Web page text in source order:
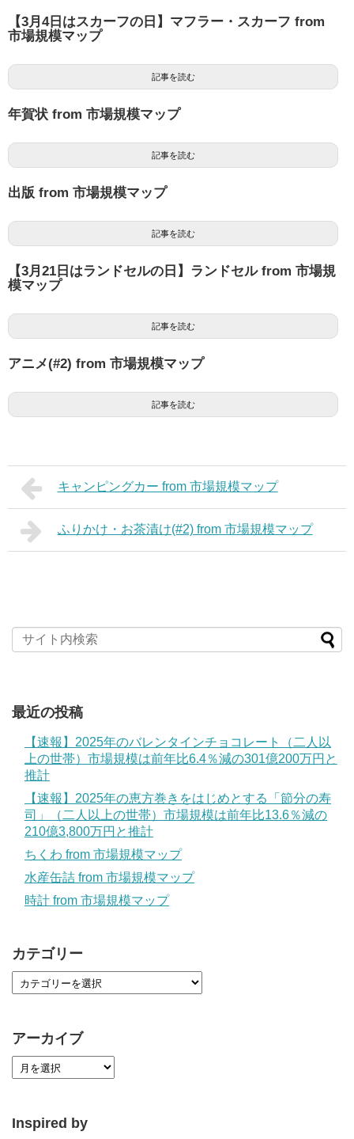
【3月4日はスカーフの日】マフラー・スカーフ from
市場規模マップ
記事を読む
年賀状 from 市場規模マップ
記事を読む
出版 from 市場規模マップ
記事を読む
【3月21日はランドセルの日】ランドセル from 市場規
模マップ
記事を読む
アニメ(#2) from 市場規模マップ
記事を読む
キャンピングカー from 市場規模マップ
ふりかけ・お茶漬け(#2) from 市場規模マップ
最近の投稿
【速報】2025年のバレンタインチョコレート（二人以
上の世帯）市場規模は前年比6.4％減の301億200万円と
推計
【速報】2025年の恵方巻きをはじめとする「節分の寿
司」（二人以上の世帯）市場規模は前年比13.6％減の
210億3,800万円と推計
ちくわ from 市場規模マップ
水産缶詰 from 市場規模マップ
時計 from 市場規模マップ
カテゴリー
アーカイブ
Inspired by